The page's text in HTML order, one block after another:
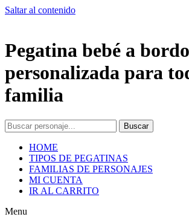
Saltar al contenido
Pegatina bebé a bordo
personalizada para
familia
Buscar
HOME
TIPOS DE PEGATINAS
FAMILIAS DE PERSONAJES
MI CUENTA
IR AL CARRITO
Menu